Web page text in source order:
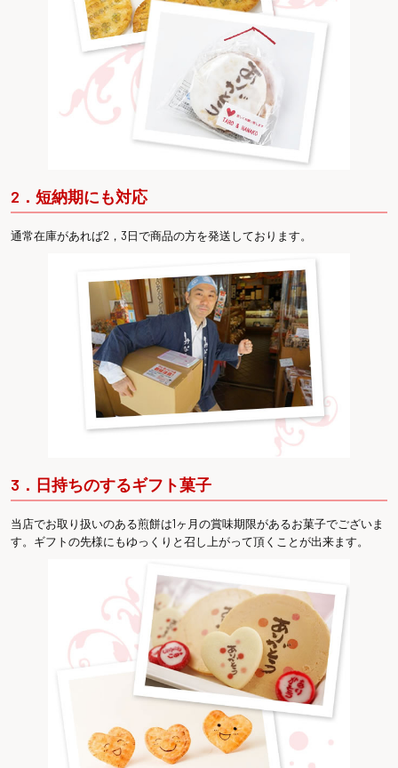
2．短納期にも対応
通常在庫があれば2，3日で商品の方を発送しております。
3．日持ちのするギフト菓子
当店でお取り扱いのある煎餅は1ヶ月の賞味期限があるお菓子でございま
す。ギフトの先様にもゆっくりと召し上がって頂くことが出来ます。